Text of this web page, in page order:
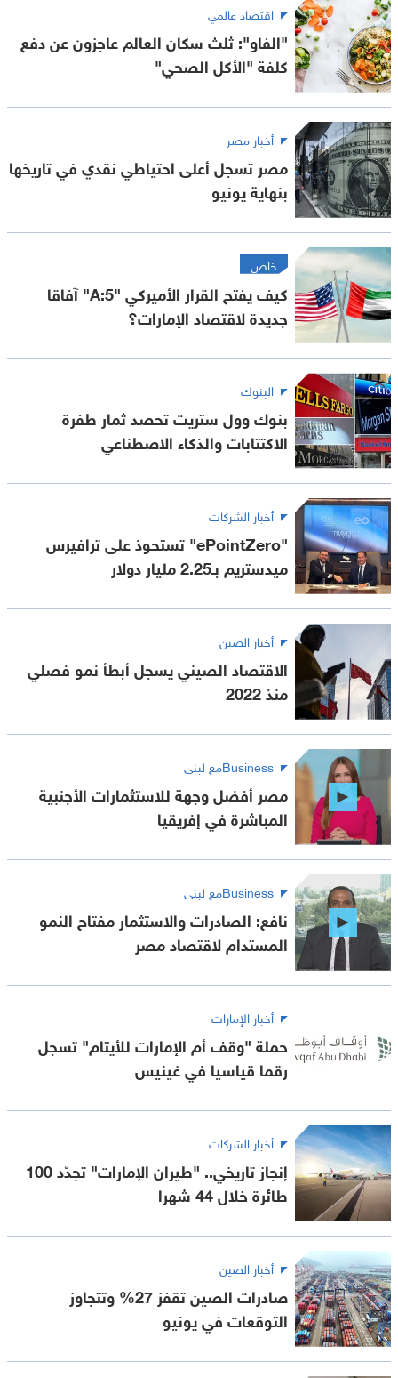
اقتصاد عالمي
"الفاو": ثلث سكان العالم عاجزون عن دفع
كلفة "الأكل الصحي"
أخبار مصر
مصر تسجل أعلى احتياطي نقدي في تاريخها
بنهاية يونيو
خاص
كيف يفتح القرار الأميركي "A:5" آفاقا
جديدة لاقتصاد الإمارات؟
البنوك
بنوك وول ستريت تحصد ثمار طفرة
الاكتتابات والذكاء الاصطناعي
أخبار الشركات
"ePointZero" تستحوذ على ترافيرس
ميدستريم بـ2.25 مليار دولار
أخبار الصين
الاقتصاد الصيني يسجل أبطأ نمو فصلي
منذ 2022
Businessمع لبنى
مصر أفضل وجهة للاستثمارات الأجنبية
المباشرة في إفريقيا
Businessمع لبنى
نافع: الصادرات والاستثمار مفتاح النمو
المستدام لاقتصاد مصر
أخبار الإمارات
حملة "وقف أم الإمارات للأيتام" تسجل
رقما قياسيا في غينيس
أخبار الشركات
إنجاز تاريخي.. "طيران الإمارات" تجدّد 100
طائرة خلال 44 شهرا
أخبار الصين
صادرات الصين تقفز 27% وتتجاوز
التوقعات في يونيو